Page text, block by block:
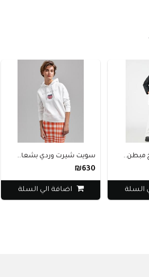
مبطن..
السلة
سويت شيرت وردي بشعا..
₪630
اضافة الي السلة